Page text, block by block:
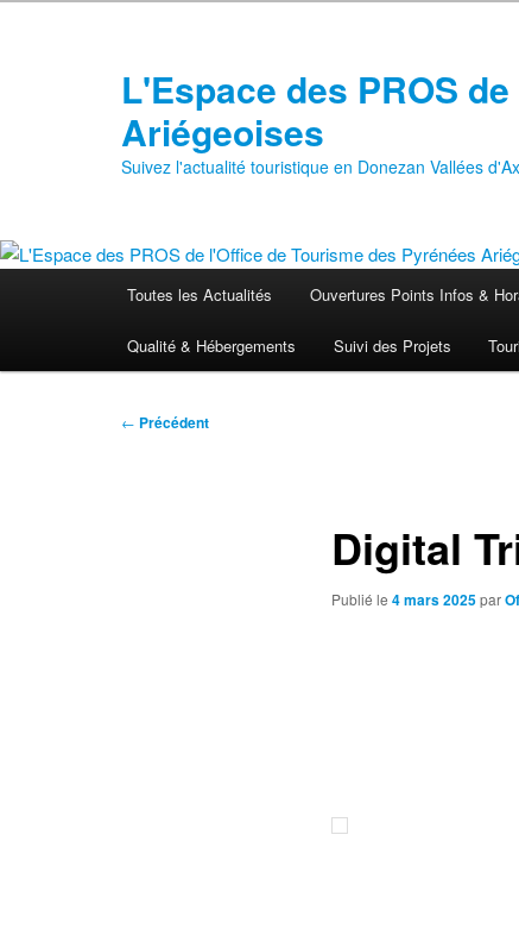
L'Espace des PROS
Ariégeoises
Suivez l'actualité touristique en Donezan Vallées
Toutes les Actualités Ouvertures Points Infos &
Qualité & Hébergements Suivi des Projets
Navigation
← Précédent
Digital
Publié le4 mars 2025par